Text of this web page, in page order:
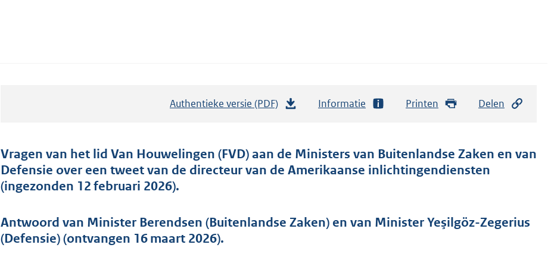
Authentieke versie (PDF)
t
a
Informatie Printen Delen
Vragen van het lid Van Houwelingen (FVD) aan de Ministers van Buitenlandse Zaken en van
Defensie over een tweet van de directeur van de Amerikaanse inlichtingendiensten
(ingezonden 12 februari 2026).
Antwoord van Minister Berendsen (Buitenlandse Zaken) en van Minister Yeşilgöz-Zegerius
(Defensie) (ontvangen 16 maart 2026).